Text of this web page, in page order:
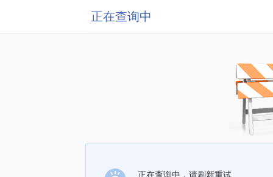
正在查询中
正在查询中，请刷新重试